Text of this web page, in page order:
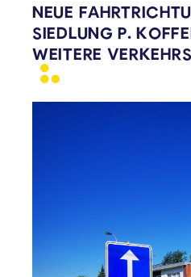
NEUE
SIEDLUNG P.
WEITERE